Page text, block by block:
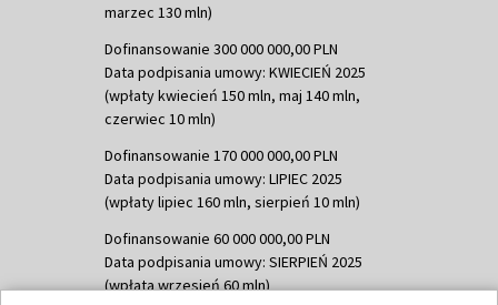
marzec 130 mln)
Dofinansowanie 300 000 000,00 PLN
Data podpisania umowy: KWIECIEŃ 2025
(wpłaty kwiecień 150 mln, maj 140 mln,
czerwiec 10 mln)
Dofinansowanie 170 000 000,00 PLN
Data podpisania umowy: LIPIEC 2025
(wpłaty lipiec 160 mln, sierpień 10 mln)
Dofinansowanie 60 000 000,00 PLN
Data podpisania umowy: SIERPIEŃ 2025
(wpłata wrzesień 60 mln)